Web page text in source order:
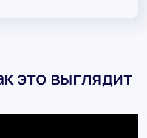
это выглядит